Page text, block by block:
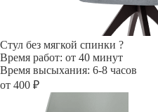
Стул без мягкой спинки ?
Время работ: от 40 минут
Время высыхания: 6-8 часов
от 400 ₽